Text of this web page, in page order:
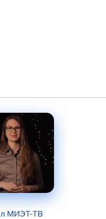
МИЭТ-ТВ